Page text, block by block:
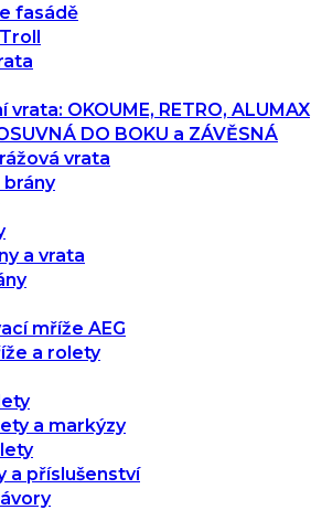
fasádě
vrata: OKOUME, RETRO, ALUMAX
DO BOKU a ZÁVĚSNÁ
vrata
brány
a vrata
mříže AEG
a rolety
a markýzy
a příslušenství